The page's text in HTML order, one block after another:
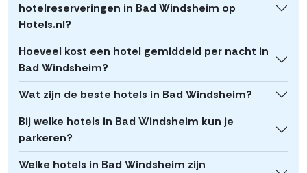
hotelreserveringen in Bad Windsheim op
Hotels.nl?
Hoeveel kost een hotel gemiddeld per nacht in
Bad Windsheim?
Wat zijn de beste hotels in Bad Windsheim?
Bij welke hotels in Bad Windsheim kun je
parkeren?
Welke hotels in Bad Windsheim zijn